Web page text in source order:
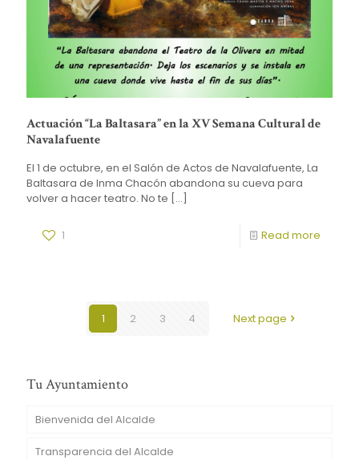
Actuación “La Baltasara” en la XV Semana Cultural de
Navalafuente
El 1 de octubre, en el Salón de Actos de Navalafuente, La
Baltasara de Inma Chacón abandona su cueva para
volver a hacer teatro. No te […]
1 Read more
1 2 3 4 Next page
Tu Ayuntamiento
Bienvenida del Alcalde
Transparencia del Alcalde